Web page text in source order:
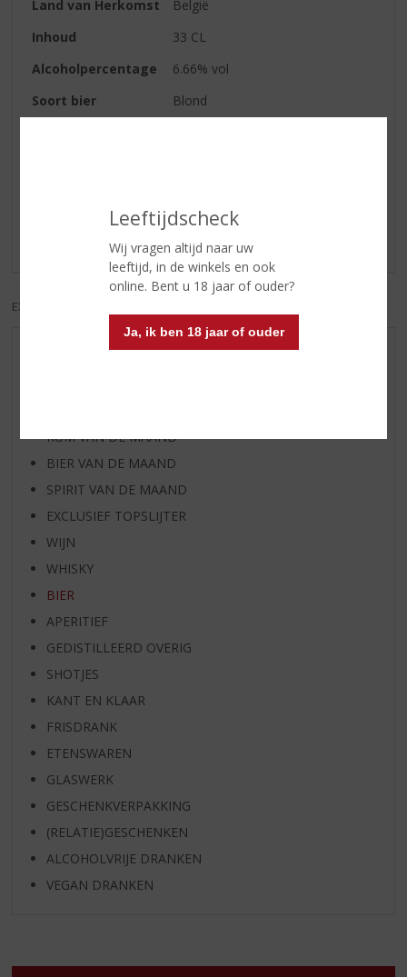
Leeftijdscheck
Wij vragen altijd naar uw
leeftijd, in de winkels en ook
online. Bent u 18 jaar of ouder?
Ja, ik ben 18 jaar of ouder
Land van Herkomst
België
Inhoud
33 CL
Alcoholpercentage
6.66% vol
Soort bier
Blond
Schrijf een review
Er zijn nog geen reviews geplaatst voor dit product
EXCL. BTW
RUM VAN DE MAAND
BIER VAN DE MAAND
SPIRIT VAN DE MAAND
EXCLUSIEF TOPSLIJTER
WIJN
WHISKY
BIER
APERITIEF
GEDISTILLEERD OVERIG
SHOTJES
KANT EN KLAAR
FRISDRANK
ETENSWAREN
GLASWERK
GESCHENKVERPAKKING
(RELATIE)GESCHENKEN
ALCOHOLVRIJE DRANKEN
VEGAN DRANKEN